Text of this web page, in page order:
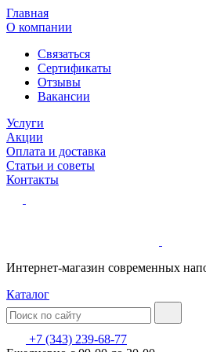
Главная
О компании
Связаться
Сертификаты
Отзывы
Вакансии
Услуги
Акции
Оплата и доставка
Статьи и советы
Контакты
Интернет-магазин современных
Каталог
+7 (343) 239-68-77